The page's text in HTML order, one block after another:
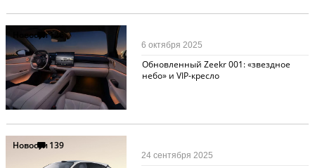
Новости126
Обновленный Zeekr 001: «звездное
небо» и VIP-кресло
6 октября 2025
Новости139
24 сентября 2025